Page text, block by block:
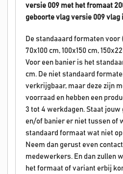
versie 009 met het fromaat
geboorte vlag versie 009 vlag
De standaaard formaten voor
70x100 cm, 100x150 cm,
Voor een banier is het
cm. De niet standaard
verkrijgbaar, maar deze zijn
voorraad en hebben een
3 tot 4 werkdagen. Staat
en/of banier er niet tussen of
standaard formaat wat niet
Neem dan gerust even
medewerkers. En dan zullen
het formaat of variant erbij